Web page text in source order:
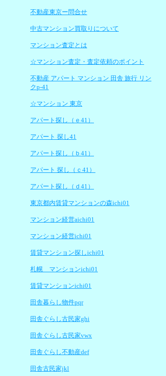
不動産東京ー問合せ
中古マンション買取りについて
マンション査定とは
☆マンション査定・査定依頼のポイント
不動産 アパート マンション 田舎 旅行 リン
クp-41
☆マンション 東京
アパート探し（ｅ41）
アパート 探し41
アパート探し（ｂ41）
アパート 探し（ｃ41）
アパート探し（ｄ41）
東京都内賃貸マンションの森ichi01
マンション経営aichi01
マンション経営ichi01
賃貸マンション探しichi01
札幌 マンションichi01
賃貸マンションichi01
田舎暮らし物件pqr
田舎ぐらし古民家ghi
田舎ぐらし古民家vwx
田舎ぐらし不動産def
田舎古民家jkl